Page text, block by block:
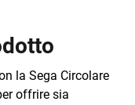
la Sega Circolare
offrire sia